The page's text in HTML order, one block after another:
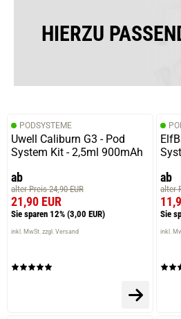
HIERZU
PODSYSTEME
Uwell Caliburn G3 - Pod
System Kit - 2,5ml 900mAh
ab
alter Preis 24,90 EUR
21,90 EUR
Sie sparen 12% (3,00 EUR)
inkl. MwSt. zzgl. Versand
ab
alter
Sie
inkl.